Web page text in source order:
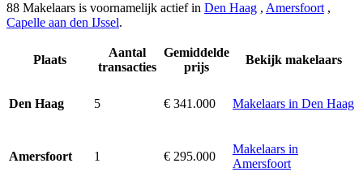
88 Makelaars is voornamelijk actief in Den Haag , Amersfoort ,
Capelle aan den IJssel.
Plaats
Aantal
transacties
Gemiddelde
prijs
Bekijk makelaars
Den Haag 5 € 341.000 Makelaars in Den Haag
Amersfoort 1 € 295.000
Makelaars in
Amersfoort